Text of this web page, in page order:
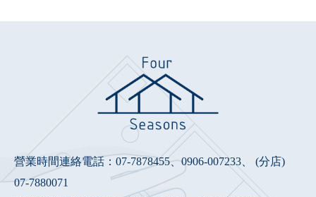
營業時間連絡電話： 07-7878455、0906-007233、 (分店)
07-7880071